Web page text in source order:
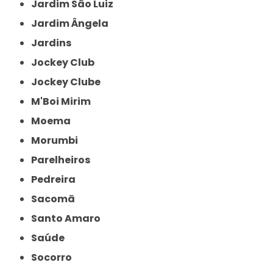
Jardim São Luiz
Jardim Ângela
Jardins
Jockey Club
Jockey Clube
M'Boi Mirim
Moema
Morumbi
Parelheiros
Pedreira
Sacomã
Santo Amaro
Saúde
Socorro